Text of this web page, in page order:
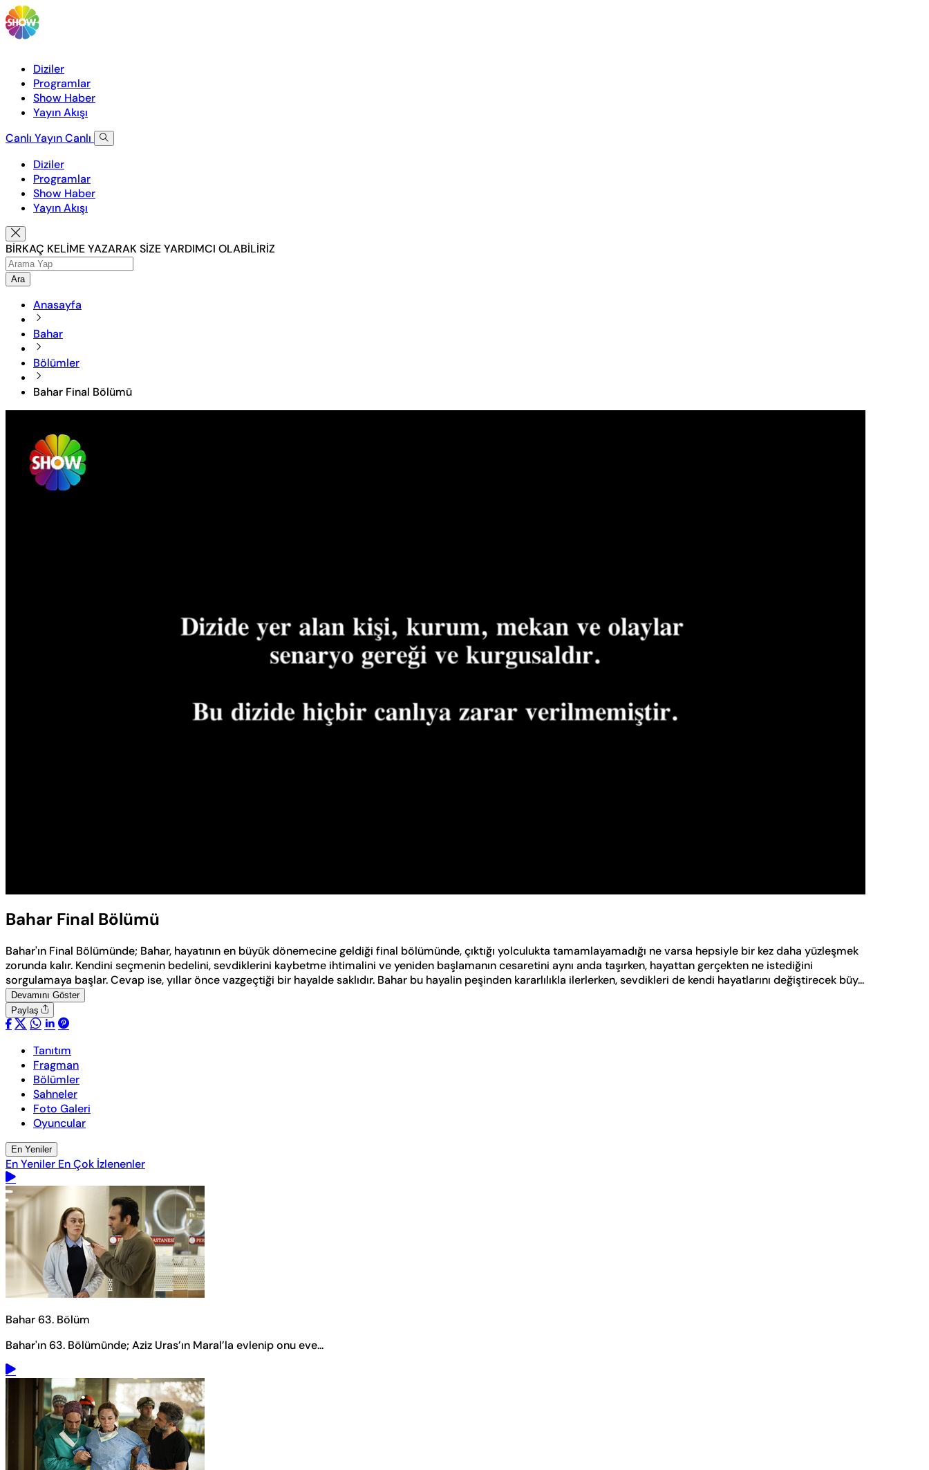
Diziler
Programlar
Show Haber
Yayın Akışı
Canlı YayınCanlı
Diziler
Programlar
Show Haber
Yayın Akışı
BİRKAÇ KELİME YAZARAK SİZE YARDIMCI OLABİLİRİZ
Ara
Anasayfa
Bahar
Bölümler
Bahar Final Bölümü
Bahar Final Bölümü
Bahar'ın Final Bölümünde; Bahar, hayatının en büyük dönemecine geldiği final bölümünde, çıktığı yolculukta tamamlayamadığı ne varsa hepsiyle bir kez daha yüzleşmek
zorunda kalır. Kendini seçmenin bedelini, sevdiklerini kaybetme ihtimalini ve yeniden başlamanın cesaretini aynı anda taşırken, hayattan gerçekten ne istediğini
sorgulamaya başlar. Cevap ise, yıllar önce vazgeçtiği bir hayalde saklıdır. Bahar bu hayalin peşinden kararlılıkla ilerlerken, sevdikleri de kendi hayatlarını değiştirecek büy...
Devamını Göster
Paylaş
Tanıtım
Fragman
Bölümler
Sahneler
Foto Galeri
Oyuncular
En Yeniler
En Yeniler En Çok İzlenenler
Bahar 63. Bölüm
Bahar'ın 63. Bölümünde; Aziz Uras’ın Maral’la evlenip onu eve...